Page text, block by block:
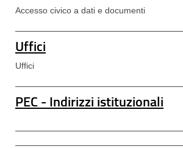
Accesso civico a dati e documenti
Uffici
Uffici
PEC - Indirizzi istituzionali